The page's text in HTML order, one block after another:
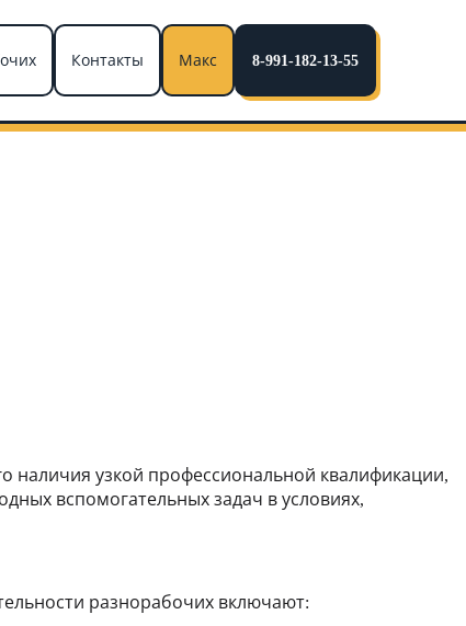
Контакты Макс 8-991-182-13-55
наличия узкой профессиональной квалификации,
вспомогательных задач в условиях,
разнорабочих включают: